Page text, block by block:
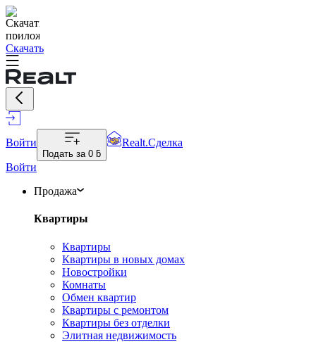
Скачать
Войти
Подать за 0 ƃ
Realt.Сделка
Войти
Продажа
Квартиры
Квартиры
Квартиры в новых домах
Новостройки
Комнаты
Обмен квартир
Квартиры с ремонтом
Квартиры без отделки
Элитная недвижимость